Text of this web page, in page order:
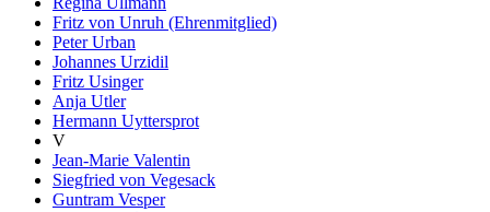
Fritz von Unruh (Ehrenmitglied)
Peter Urban
Johannes Urzidil
Fritz Usinger
Anja Utler
Hermann Uyttersprot
V
Jean-Marie Valentin
Siegfried von Vegesack
Guntram Vesper